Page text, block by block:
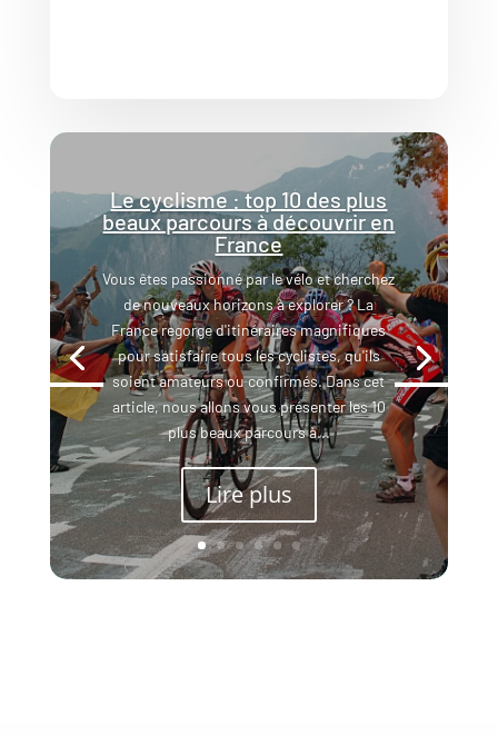
Le cyclisme : top 10 des plus
beaux parcours à découvrir en
France
Vous êtes passionné par le vélo et cherchez
de nouveaux horizons à explorer ? La
France regorge d'itinéraires magnifiques
pour satisfaire tous les cyclistes, qu'ils
soient amateurs ou confirmés. Dans cet
article, nous allons vous présenter les 10
plus beaux parcours à...
Lire plus